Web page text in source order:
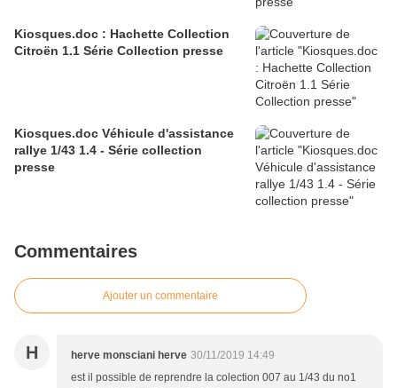
Kiosques.doc : Hachette Collection
Citroën 1.1 Série Collection presse
Kiosques.doc Véhicule d'assistance
rallye 1/43 1.4 - Série collection
presse
Commentaires
Ajouter un commentaire
H herve monsciani herve 30/11/2019 14:49
est il possible de reprendre la colection 007 au 1/43 du no1